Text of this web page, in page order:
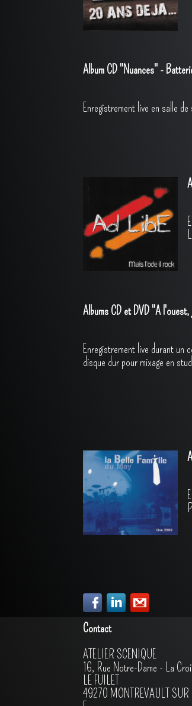
Album CD "Nuances" -
Enregistrement live en salle
Albums CD et DVD "A
Enregistrement live durant
disque dur pour mixage en
Contact
ATELIER SCENIQUE
16, Rue Notre-Dame - La
LE FUILET
49270 MONTREVAULT SUR